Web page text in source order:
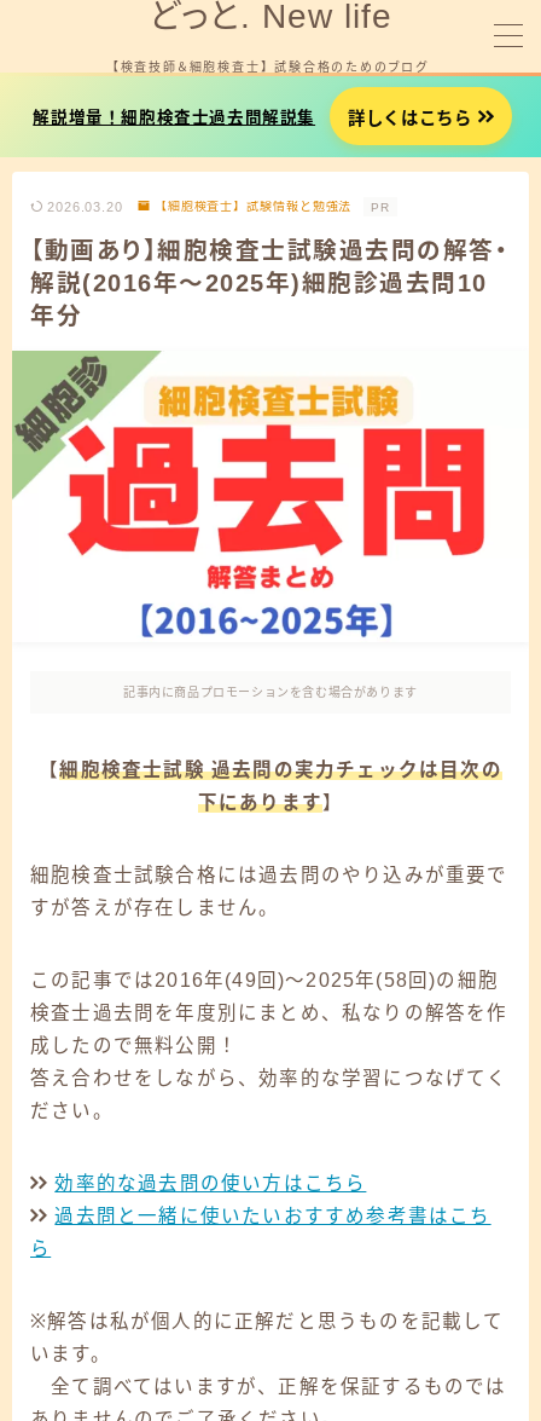
どっと. New life
【検査技師＆細胞検査士】 試験合格のためのブログ
細胞検査士試験を受験する方へ
就職やお金に悩みがある方へ
プロフィール
お問い合わせ
細胞検査士試験用タイマー
解説増量！細胞検査士過去問解説集 詳しくはこちら
2026.03.20 【細胞検査士】試験情報と勉強法 PR
【動画あり】細胞検査士試験過去問の解答・
解説(2016年～2025年)細胞診過去問10
年分
記事内に商品プロモーションを含む場合があります
【細胞検査士試験 過去問の実力チェックは目次の
下にあります】
細胞検査士試験合格には過去問のやり込みが重要で
すが答えが存在しません。
この記事では2016年(49回)～2025年(58回)の細胞
検査士過去問を年度別にまとめ、私なりの解答を作
成したので無料公開！
答え合わせをしながら、効率的な学習につなげてく
ださい。
効率的な過去問の使い方はこちら
過去問と一緒に使いたいおすすめ参考書はこち
ら
※解答は私が個人的に正解だと思うものを記載して
います。
全て調べてはいますが、正解を保証するものでは